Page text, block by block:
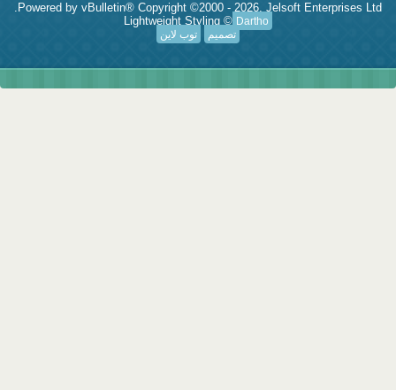
Powered by vBulletin® Copyright ©2000 - 2026, Jelsoft Enterprises Ltd.
Lightweight Styling © Dartho
تصميم
توب لاين